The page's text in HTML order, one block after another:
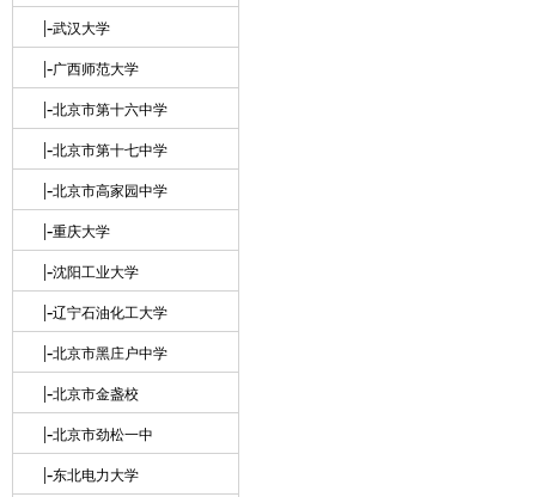
|-武汉大学
|-广西师范大学
|-北京市第十六中学
|-北京市第十七中学
|-北京市高家园中学
|-重庆大学
|-沈阳工业大学
|-辽宁石油化工大学
|-北京市黑庄户中学
|-北京市金盏校
|-北京市劲松一中
|-东北电力大学